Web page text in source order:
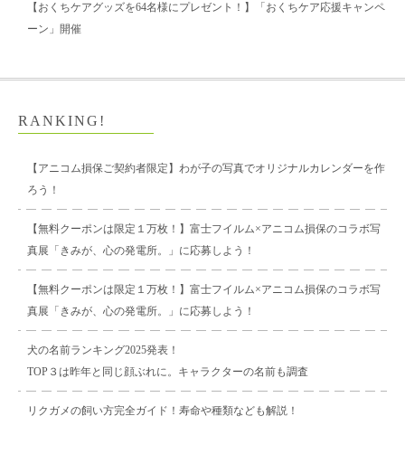
【おくちケアグッズを64名様にプレゼント！】「おくちケア応援キャンペ
ーン」開催
RANKING!
【アニコム損保ご契約者限定】わが子の写真でオリジナルカレンダーを作
ろう！
【無料クーポンは限定１万枚！】富士フイルム×アニコム損保のコラボ写
真展「きみが、心の発電所。」に応募しよう！
【無料クーポンは限定１万枚！】富士フイルム×アニコム損保のコラボ写
真展「きみが、心の発電所。」に応募しよう！
犬の名前ランキング2025発表！
TOP３は昨年と同じ顔ぶれに。キャラクターの名前も調査
リクガメの飼い方完全ガイド！寿命や種類なども解説！